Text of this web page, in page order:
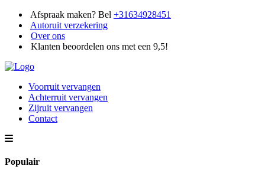
Afspraak maken? Bel +31634928451
Autoruit verzekering
Over ons
Klanten beoordelen ons met een 9,5!
Voorruit vervangen
Achterruit vervangen
Zijruit vervangen
Contact
Populair